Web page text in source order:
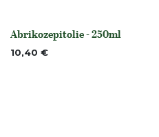
None
Abrikozepitolie - 250ml
10,40 €